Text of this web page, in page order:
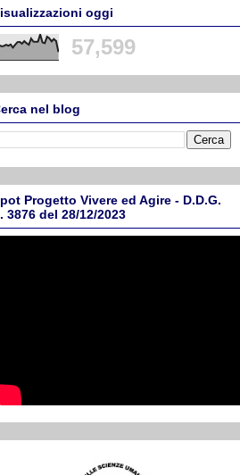
oggi
57,599
nel blog
Progetto Vivere ed Agire - D.D.G.
3876 del 28/12/2023